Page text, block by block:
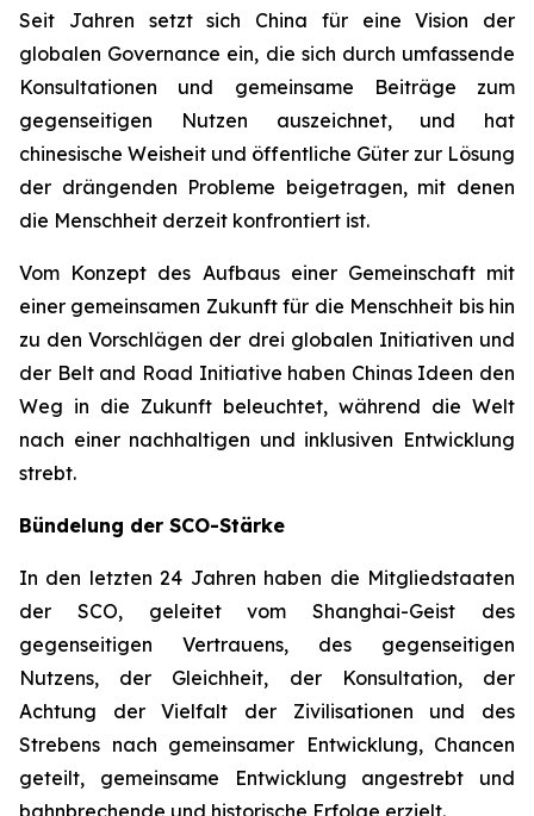
Seit Jahren setzt sich China für eine Vision der
globalen Governance ein, die sich durch umfassende
Konsultationen und gemeinsame Beiträge zum
gegenseitigen Nutzen auszeichnet, und hat
chinesische Weisheit und öffentliche Güter zur Lösung
der drängenden Probleme beigetragen, mit denen
die Menschheit derzeit konfrontiert ist.
Vom Konzept des Aufbaus einer Gemeinschaft mit
einer gemeinsamen Zukunft für die Menschheit bis hin
zu den Vorschlägen der drei globalen Initiativen und
der Belt and Road Initiative haben Chinas Ideen den
Weg in die Zukunft beleuchtet, während die Welt
nach einer nachhaltigen und inklusiven Entwicklung
strebt.
Bündelung der SCO-Stärke
In den letzten 24 Jahren haben die Mitgliedstaaten
der SCO, geleitet vom Shanghai-Geist des
gegenseitigen Vertrauens, des gegenseitigen
Nutzens, der Gleichheit, der Konsultation, der
Achtung der Vielfalt der Zivilisationen und des
Strebens nach gemeinsamer Entwicklung, Chancen
geteilt, gemeinsame Entwicklung angestrebt und
bahnbrechende und historische Erfolge erzielt.